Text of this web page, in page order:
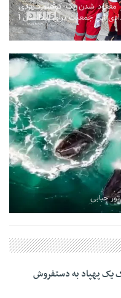
مفقود شدن یک کوهنورد یزدی
این جمعیت برای پیداشدن ا
حبابی
یک پهپاد به دستفروش